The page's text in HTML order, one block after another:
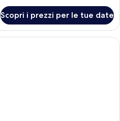
Scopri i prezzi per le tue date